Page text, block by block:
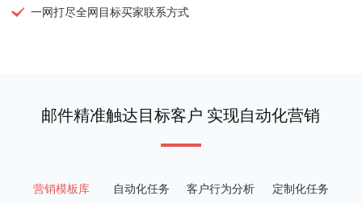
一网打尽全网目标买家联系方式
邮件精准触达目标客户 实现自动化营销
营销模板库 自动化任务 客户行为分析 定制化任务